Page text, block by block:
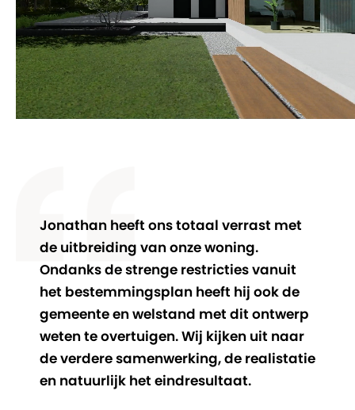
Jonathan heeft ons totaal verrast met
de uitbreiding van onze woning.
Ondanks de strenge restricties vanuit
het bestemmingsplan heeft hij ook de
gemeente en welstand met dit ontwerp
weten te overtuigen. Wij kijken uit naar
de verdere samenwerking, de realistatie
en natuurlijk het eindresultaat.